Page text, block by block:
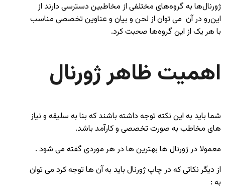
ژورنال‌ها به گروه‌های مختلفی از مخاطبین دسترسی دارند از
این‌رو در آن می توان از لحن و بیان و عناوین تخصصی مناسب
با هر یک از این گروه‌ها صحبت کرد.
اهمیت ظاهر ژورنال
شما باید به این نکته توجه داشته باشند که بنا به سلیقه و نیاز
های مخاطب به صورت تخصصی و کارآمد باشد.
معمولا در ژورنال ها بهترین ها در هر موردی گفته می شود .
از دیگر نکاتی که در چاپ ژورنال باید به آن ها توجه کرد می توان
به :